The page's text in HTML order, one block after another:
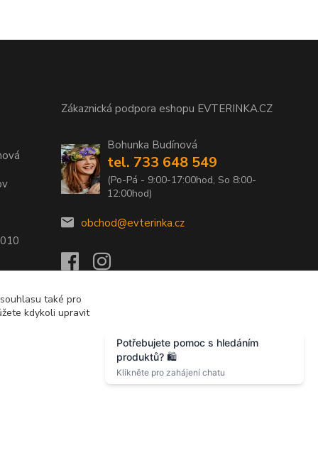
Zákaznická podpora eshopu EVTERINKA.CZ
Bohunka Budínová
tel. 733 648 549
(Po-Pá - 9:00-17:00hod, So 8:00-
12:00hod)
obchod@evterinka.cz
také pro
kdykoli upravit